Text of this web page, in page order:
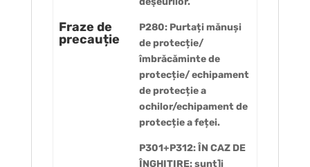
Fraze de
precauție
P280: Purtați mănuși
de protecție/
îmbrăcăminte de
protecție/ echipament
de protecție a
ochilor/echipament de
protecție a feței.
P301+P312: ÎN CAZ DE
ÎNGHIȚIRE: sunț]i